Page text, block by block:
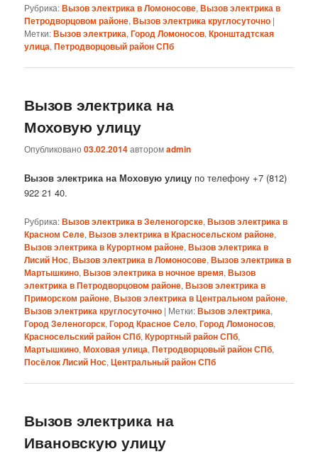
Рубрика:Вызов электрика в Ломоносове,Вызов электрика в
Петродворцовом районе,Вызов электрика круглосуточно |
Метки:Вызов электрика,Город Ломоносов,Кронштадтская
улица,Петродворцовый район СПб
Вызов электрика на
Моховую улицу
Опубликовано03.02.2014авторомadmin
Вызов электрика на Моховую улицу по телефону +7 (812)
922 21 40.
Рубрика:Вызов электрика в Зеленогорске,Вызов электрика в
Красном Селе,Вызов электрика в Красносельском районе,
Вызов электрика в Курортном районе,Вызов электрика в
Лисий Нос,Вызов электрика в Ломоносове,Вызов электрика в
Мартышкино,Вызов электрика в ночное время,Вызов
электрика в Петродворцовом районе,Вызов электрика в
Приморском районе,Вызов электрика в Центральном районе,
Вызов электрика круглосуточно | Метки:Вызов электрика,
Город Зеленогорск,Город Красное Село,Город Ломоносов,
Красносельский район СПб,Курортный район СПб,
Мартышкино,Моховая улица,Петродворцовый район СПб,
Посёлок Лисий Нос,Центральный район СПб
Вызов электрика на
Ивановскую улицу